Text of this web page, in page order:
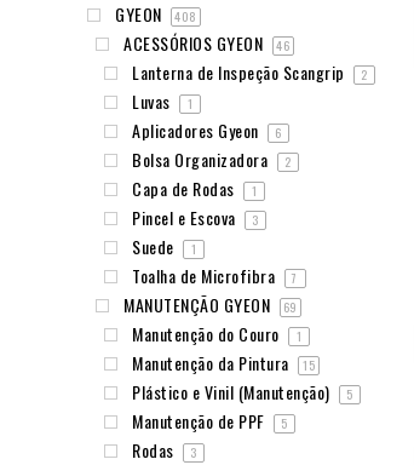
GYEON 408
ACESSÓRIOS GYEON 46
Lanterna de Inspeção Scangrip 2
Luvas 1
Aplicadores Gyeon 6
Bolsa Organizadora 2
Capa de Rodas 1
Pincel e Escova 3
Suede 1
Toalha de Microfibra 7
MANUTENÇÃO GYEON 69
Manutenção do Couro 1
Manutenção da Pintura 15
Plástico e Vinil (Manutenção) 5
Manutenção de PPF 5
Rodas 3